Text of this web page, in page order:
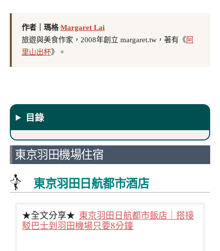
作者｜瑪格Margaret Lai
旅遊與美食作家，2008年創立 margaret.tw，著有《阿
里山出杯》。
目錄
東京羽田機場住宿
東京羽田日航都市酒店
★全文分享★ 東京羽田日航都市飯店｜搭接
駁巴士到羽田機場只要8分鐘